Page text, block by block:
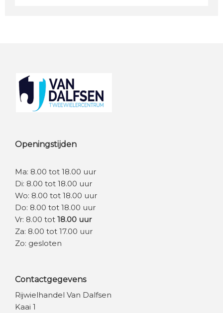
Footer
Openingstijden
Ma: 8.00 tot 18.00 uur
Di: 8.00 tot 18.00 uur
Wo: 8.00 tot 18.00 uur
Do: 8.00 tot 18.00 uur
Vr: 8.00 tot 18.00 uur
Za: 8.00 tot 17.00 uur
Zo: gesloten
Contactgegevens
Rijwielhandel Van Dalfsen
Kaai 1